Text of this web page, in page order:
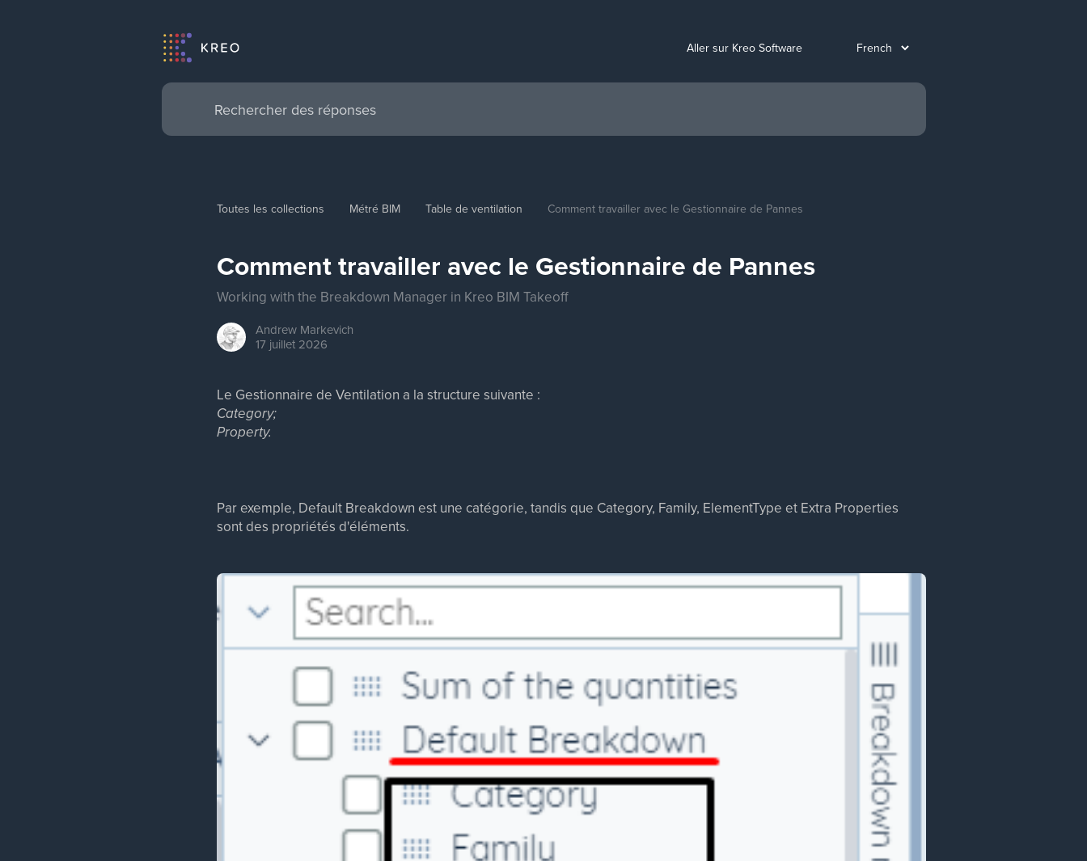
Aller sur Kreo Software
Toutes les collections Métré BIM Table de ventilation Comment travailler avec le Gestionnaire de Pannes
Comment travailler avec le Gestionnaire de Pannes
Working with the Breakdown Manager in Kreo BIM Takeoff
Andrew Markevich
17 juillet 2026
Le Gestionnaire de Ventilation a la structure suivante :
Category;
Property.
Par exemple, Default Breakdown est une catégorie, tandis que Category, Family, ElementType et Extra Properties
sont des propriétés d'éléments.